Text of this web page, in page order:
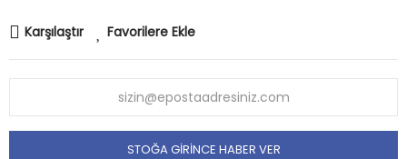
Karşılaştır Favorilere Ekle
STOĞA GIRINCE HABER VER